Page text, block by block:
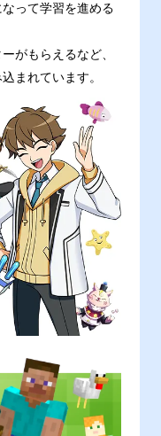
って学習を進める
がもらえるなど、
まれています。